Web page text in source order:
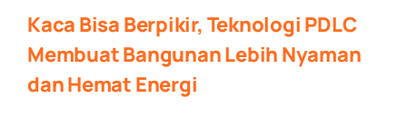
Kaca Bisa Berpikir, Teknologi PDLC
Membuat Bangunan Lebih Nyaman
dan Hemat Energi